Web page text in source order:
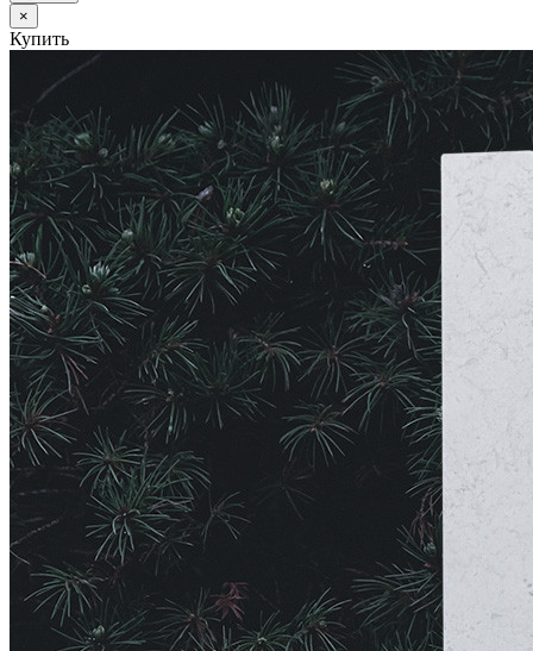
×
Купить